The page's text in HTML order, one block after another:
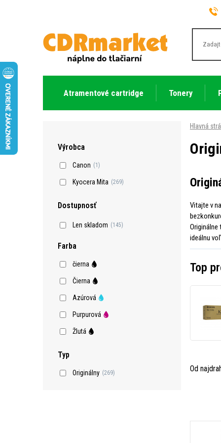
Atramentové cartridge Tonery
Výrobca
Canon (1)
Kyocera Mita (269)
Dostupnosť
Len skladom (145)
Farba
čierna
Čierna
Azúrová
Purpurová
Žlutá
Typ
Originálny (269)
Hlavná
Vitajte v
ideálnu
Top
Od